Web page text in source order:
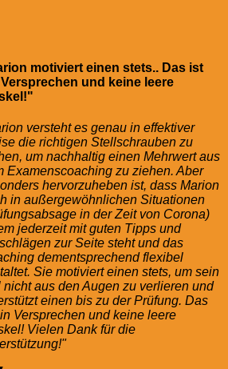
motiviert einen stets.. Das ist
und keine leere
versteht es genau in effektiver
die richtigen Stellschrauben zu
um nachhaltig einen Mehrwert aus
Examenscoaching zu ziehen. Aber
hervorzuheben ist, dass Marion
in außergewöhnlichen Situationen
in der Zeit von Corona)
jederzeit mit guten Tipps und
zur Seite steht und das
dementsprechend flexibel
Sie motiviert einen stets, um sein
nicht aus den Augen zu verlieren und
einen bis zu der Prüfung. Das
Versprechen und keine leere
Vielen Dank für die